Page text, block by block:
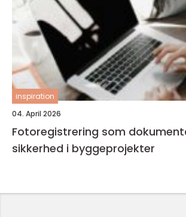
inspiration
04. April 2026
Fotoregistrering som
sikkerhed i byggeprojekter